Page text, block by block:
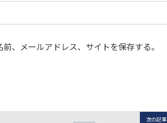
、メールアドレス、サイトを保存する。
次の記事